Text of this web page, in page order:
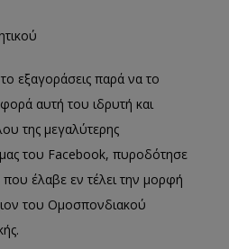
εξαγοράσεις παρά να το
αυτή του ιδρυτή και
της μεγαλύτερης
του Facebook, πυροδότησε
έλαβε εν τέλει την μορφή
του Ομοσπονδιακού